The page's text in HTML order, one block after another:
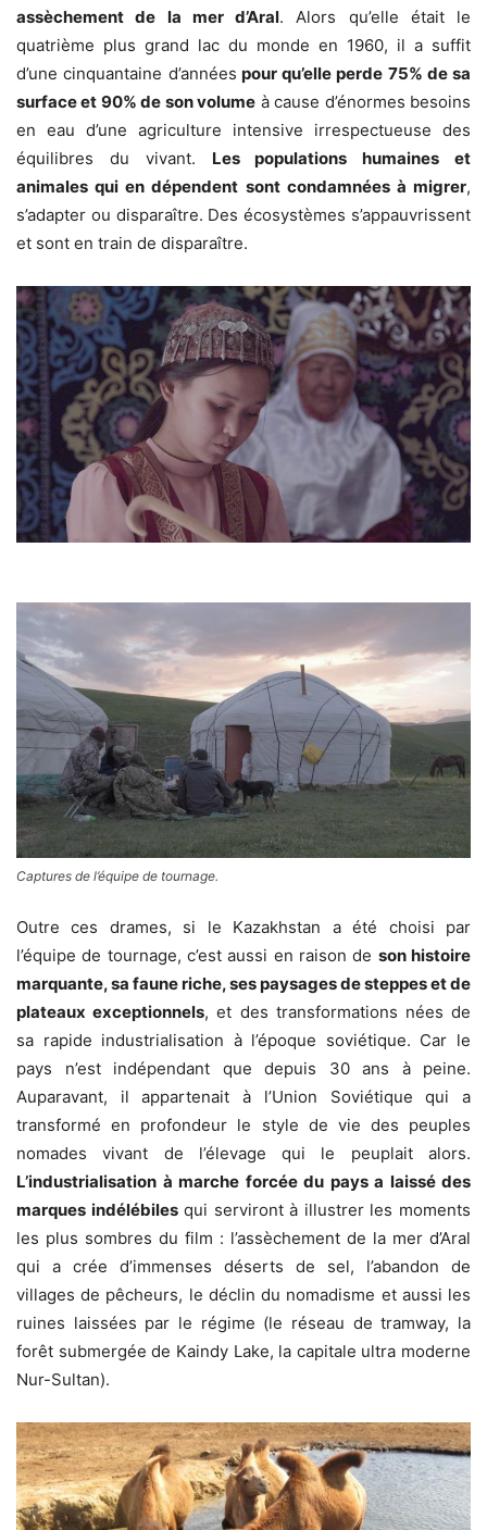
assèchement de la mer d’Aral. Alors qu’elle était le
quatrième plus grand lac du monde en 1960, il a suffit
d’une cinquantaine d’années pour qu’elle perde 75% de sa
surface et 90% de son volume à cause d’énormes besoins
en eau d’une agriculture intensive irrespectueuse des
équilibres du vivant. Les populations humaines et
animales qui en dépendent sont condamnées à migrer,
s’adapter ou disparaître. Des écosystèmes s’appauvrissent
et sont en train de disparaître.
Captures de l’équipe de tournage.
Outre ces drames, si le Kazakhstan a été choisi par
l’équipe de tournage, c’est aussi en raison de son histoire
marquante, sa faune riche, ses paysages de steppes et de
plateaux exceptionnels, et des transformations nées de
sa rapide industrialisation à l’époque soviétique. Car le
pays n’est indépendant que depuis 30 ans à peine.
Auparavant, il appartenait à l’Union Soviétique qui a
transformé en profondeur le style de vie des peuples
nomades vivant de l’élevage qui le peuplait alors.
L’industrialisation à marche forcée du pays a laissé des
marques indélébilesqui serviront à illustrer les moments
les plus sombres du film : l’assèchement de la mer d’Aral
qui a crée d’immenses déserts de sel, l’abandon de
villages de pêcheurs, le déclin du nomadisme et aussi les
ruines laissées par le régime (le réseau de tramway, la
forêt submergée de Kaindy Lake, la capitale ultra moderne
Nur-Sultan).